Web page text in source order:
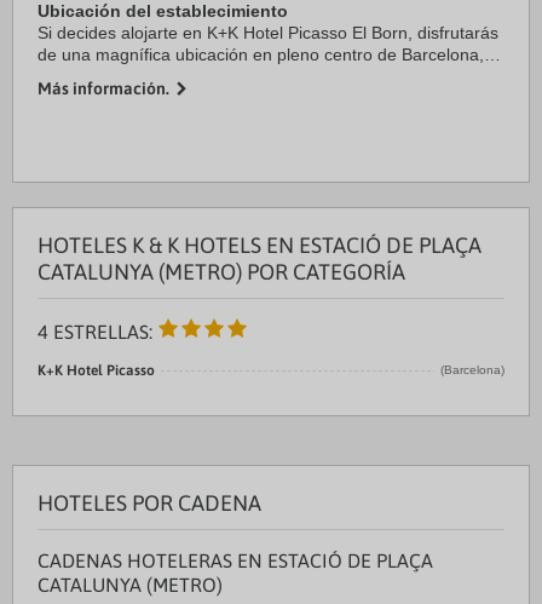
Ubicación del establecimiento
Si decides alojarte en K+K Hotel Picasso El Born, disfrutarás
de una magnífica ubicación en pleno centro de Barcelona, a
Además, este hotel de 4 ...
Más información.
HOTELES K & K HOTELS EN ESTACIÓ DE PLAÇA
CATALUNYA (METRO) POR CATEGORÍA
4 ESTRELLAS:
K+K Hotel Picasso (Barcelona)
HOTELES POR CADENA
CADENAS HOTELERAS EN ESTACIÓ DE PLAÇA
CATALUNYA (METRO)